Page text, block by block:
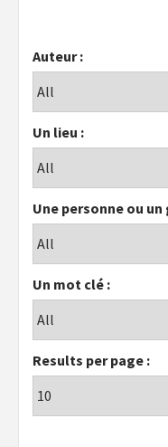
Auteur :
Un lieu :
Une personne ou un
Un mot clé :
Results per page :